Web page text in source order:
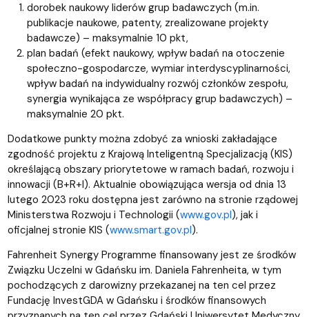
dorobek naukowy liderów grup badawczych (m.in.
publikacje naukowe, patenty, zrealizowane projekty
badawcze) – maksymalnie 10 pkt,
plan badań (efekt naukowy, wpływ badań na otoczenie
społeczno-gospodarcze, wymiar interdyscyplinarności,
wpływ badań na indywidualny rozwój członków zespołu,
synergia wynikająca ze współpracy grup badawczych) –
maksymalnie 20 pkt.
Dodatkowe punkty można zdobyć za wnioski zakładające
zgodność projektu z Krajową Inteligentną Specjalizacją (KIS)
określającą obszary priorytetowe w ramach badań, rozwoju i
innowacji (B+R+I). Aktualnie obowiązująca wersja od dnia 13
lutego 2023 roku dostępna jest zarówno na stronie rządowej
Ministerstwa Rozwoju i Technologii (www.gov.pl), jak i
oficjalnej stronie KIS (www.smart.gov.pl).
Fahrenheit Synergy Programme finansowany jest ze środków
Związku Uczelni w Gdańsku im. Daniela Fahrenheita, w tym
pochodzących z darowizny przekazanej na ten cel przez
Fundację InvestGDA w Gdańsku i środków finansowych